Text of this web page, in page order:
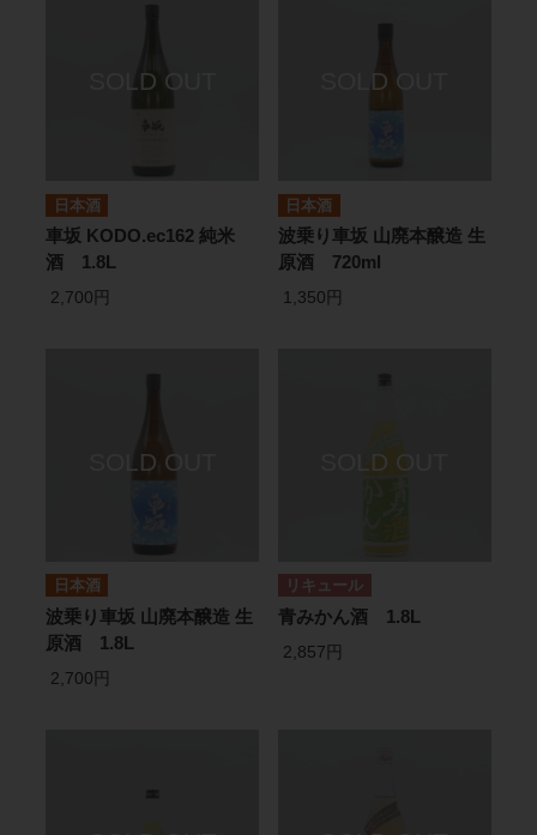
日本酒
車坂 KODO.ec162 純米
酒 1.8L
2,700円
日本酒
波乗り車坂 山廃本醸造 生
原酒 720ml
1,350円
日本酒
波乗り車坂 山廃本醸造 生
原酒 1.8L
2,700円
リキュール
青みかん酒 1.8L
2,857円